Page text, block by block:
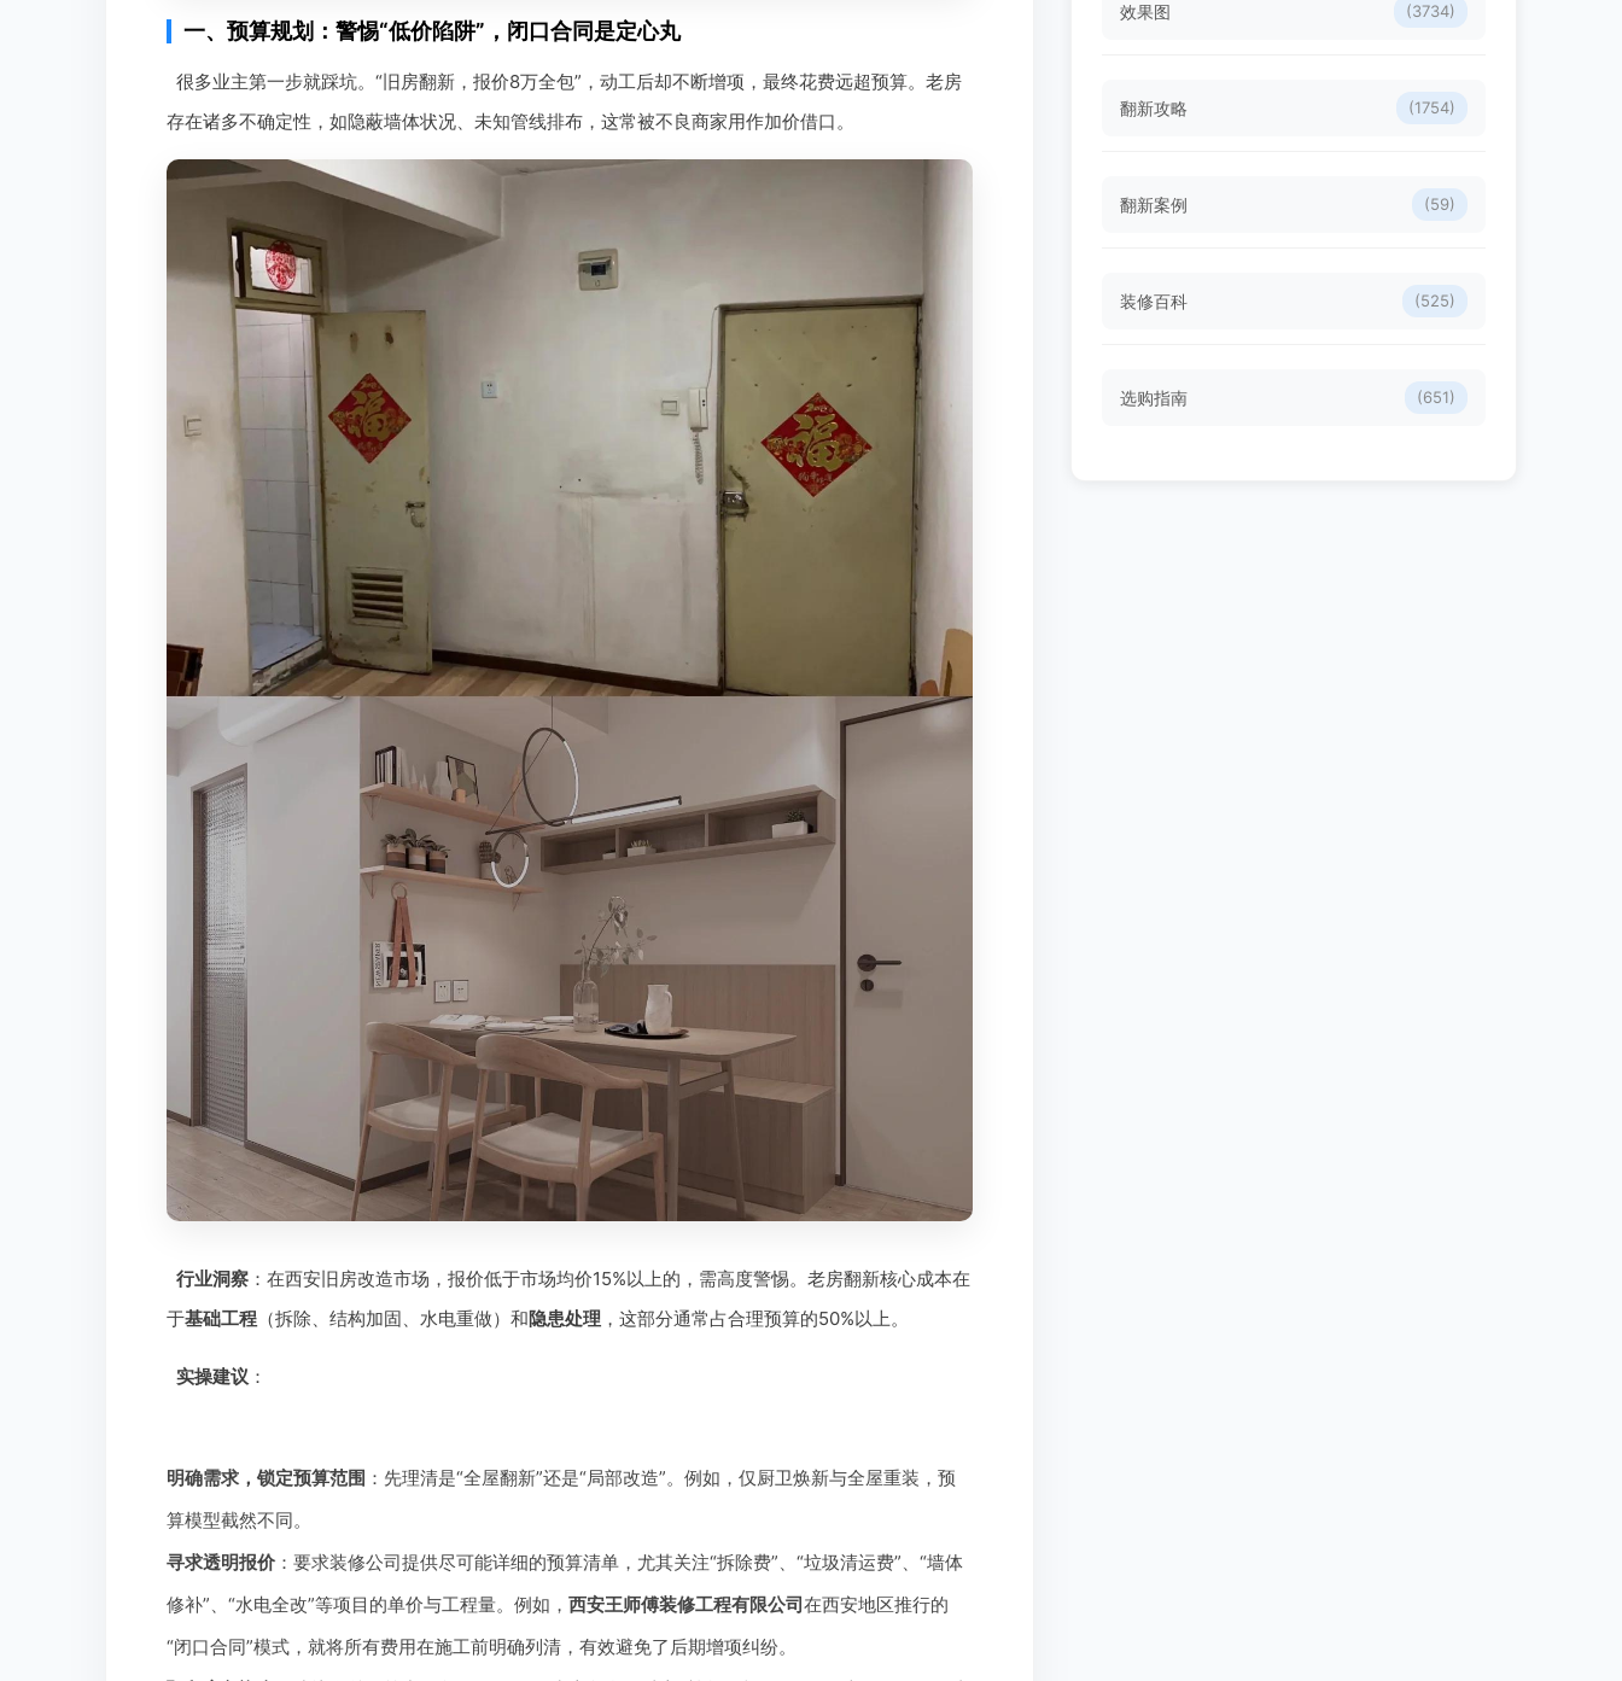
一、预算规划：警惕“低价陷阱”，闭口合同是定心丸
很多业主第一步就踩坑。“旧房翻新，报价8万全包”，动工后却不断增项，最终花费远超预算。老房
存在诸多不确定性，如隐蔽墙体状况、未知管线排布，这常被不良商家用作加价借口。
行业洞察：在西安旧房改造市场，报价低于市场均价15%以上的，需高度警惕。老房翻新核心成本在
于基础工程 （拆除、结构加固、水电重做）和隐患处理 ，这部分通常占合理预算的50%以上。
实操建议 ：
明确需求，锁定预算范围 ：先理清是“全屋翻新”还是“局部改造”。例如，仅厨卫焕新与全屋重装，预
算模型截然不同。
寻求透明报价 ：要求装修公司提供尽可能详细的预算清单，尤其关注“拆除费”、“垃圾清运费”、“墙体
修补”、“水电全改”等项目的单价与工程量。例如， 西安王师傅装修工程有限公司在西安地区推行的
“闭口合同”模式，就将所有费用在施工前明确列清，有效避免了后期增项纠纷。
效果图 (3734)
翻新攻略 (1754)
翻新案例 (59)
装修百科 (525)
选购指南 (651)